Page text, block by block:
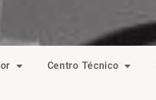
Centro Técnico